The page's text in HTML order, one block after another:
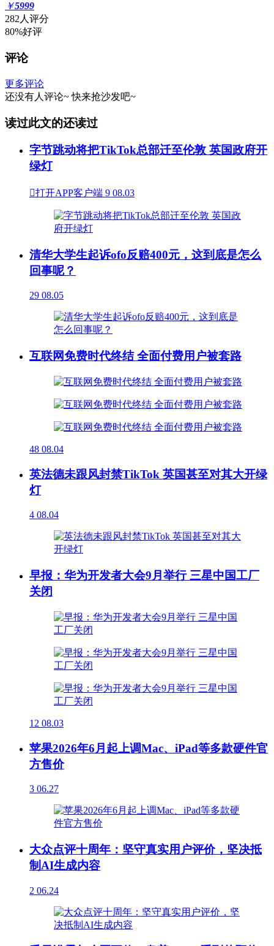
￥5999
282人评分
80%好评
评论
更多评论
还没有人评论~ 快来抢沙发吧~
读过此文的还读过
字节跳动将把TikTok总部迁至伦敦 英国政府开
绿灯
打开APP客户端 9 08.03
清华大学生起诉ofo反赔400元，这到底是怎么
回事呢？
29 08.05
互联网免费时代终结 全面付费用户被套路
48 08.04
英法德未跟风封禁TikTok 英国甚至对其大开绿
灯
4 08.04
早报：华为开发者大会9月举行 三星中国工厂
关闭
12 08.03
苹果2026年6月起上调Mac、iPad等多款硬件官
方售价
3 06.27
大众点评十周年：坚守真实用户评价，坚决抵
制AI生成内容
2 06.24